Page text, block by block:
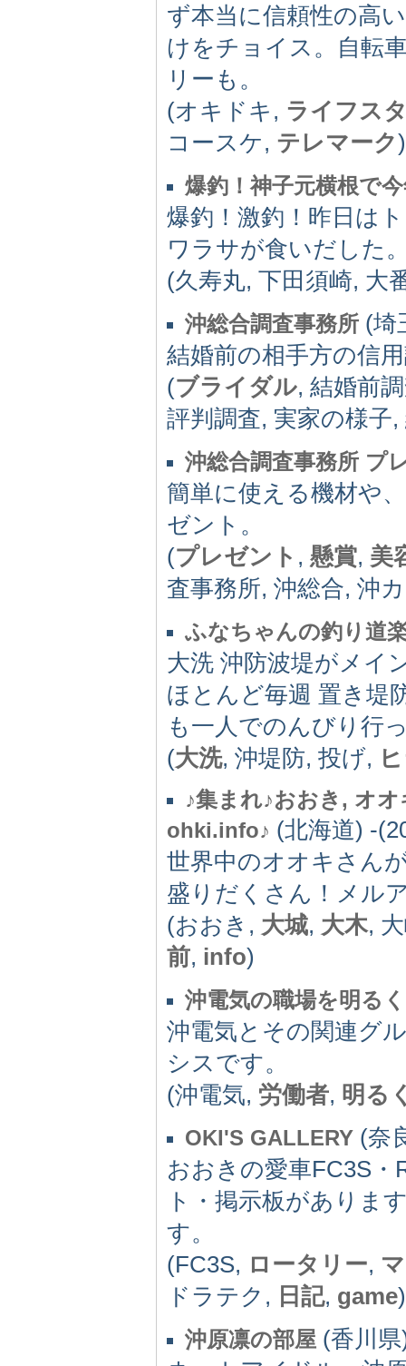
ず本当に信頼性の高
けをチョイス。自転
リーも。
(オキドキ, ライフス
コースケ, テレマーク)
爆釣！神子元横根で
爆釣！激釣！昨日は
ワラサが食いだした
(久寿丸, 下田須崎, 大
沖総合調査事務所 (埼
結婚前の相手方の信
(ブライダル, 結婚前
評判調査, 実家の様子
沖総合調査事務所 プ
簡単に使える機材や
ゼント。
(プレゼント , 懸賞, 美
査事務所, 沖総合, 沖
ふなちゃんの釣り道
大洗 沖防波堤がメイ
ほとんど毎週 置き堤
も一人でのんびり行
(大洗, 沖堤防, 投げ,
♪集まれ♪おおき, オ
ohki.info♪ (北海道) -
世界中のオオキさん
盛りだくさん！メル
(おおき, 大城, 大木,
前, info)
沖電気の職場を明る
沖電気とその関連グ
シスです。
(沖電気, 労働者, 明る
OKI'S GALLERY (奈
おおきの愛車FC3S
ト・掲示板がありま
す。
(FC3S, ロータリー,
ドラテク, 日記, game)
沖原凛の部屋 (香川